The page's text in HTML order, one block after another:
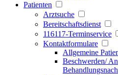
Patienten
Arztsuche
Bereitschaftsdienst
116117-Terminservice
Kontaktformulare
Allgemeine
Beschwerden/